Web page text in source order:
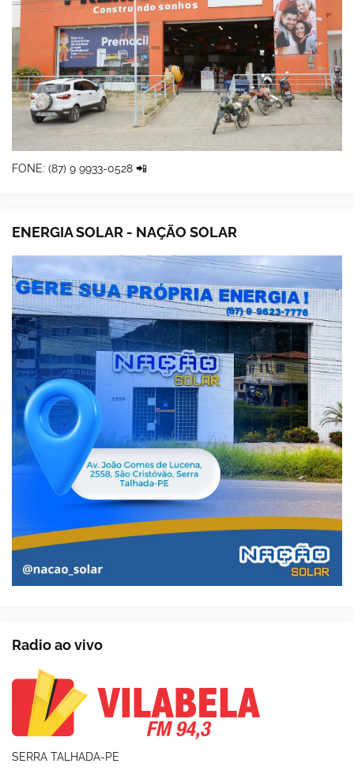
FONE: (87) 9 9933-0528 📲
ENERGIA SOLAR - NAÇÃO SOLAR
Radio ao vivo
SERRA TALHADA-PE